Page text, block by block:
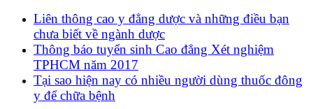
Liên thông cao y đẳng dược và những điều bạn
chưa biết về ngành dược
Thông báo tuyển sinh Cao đẳng Xét nghiệm
TPHCM năm 2017
Tại sao hiện nay có nhiều người dùng thuốc đông
y để chữa bệnh